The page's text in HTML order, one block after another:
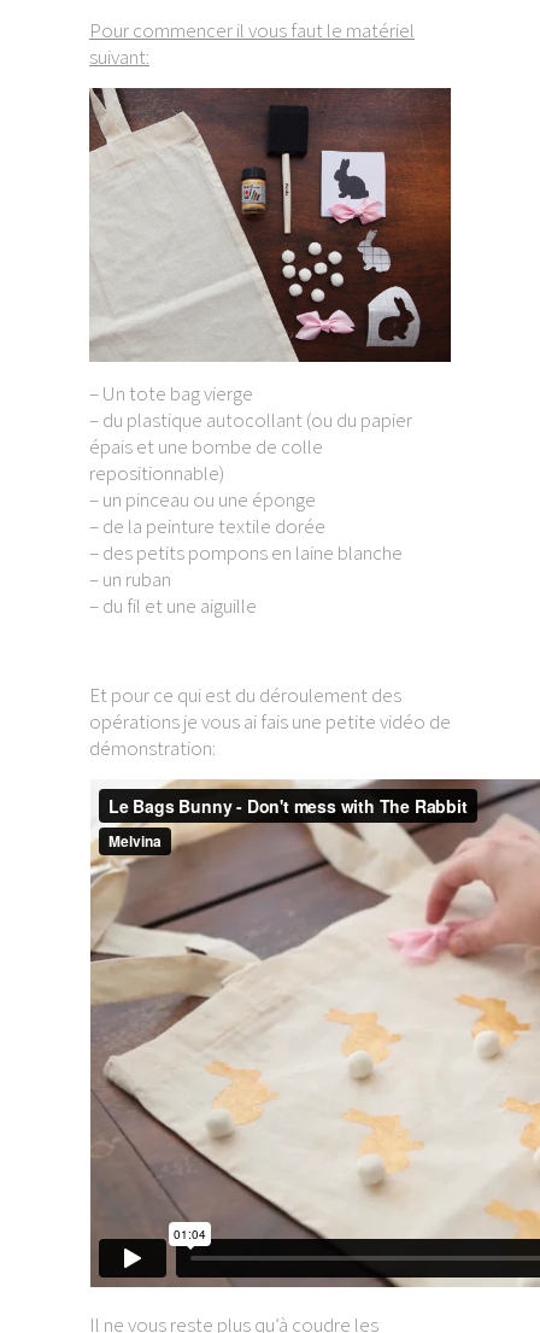
Pour commencer il vous faut le matériel
suivant:
– Un tote bag vierge
– du plastique autocollant (ou du papier
épais et une bombe de colle
repositionnable)
– un pinceau ou une éponge
– de la peinture textile dorée
– des petits pompons en laine blanche
– un ruban
– du fil et une aiguille
Et pour ce qui est du déroulement des
opérations je vous ai fais une petite vidéo de
démonstration:
Il ne vous reste plus qu’à coudre les